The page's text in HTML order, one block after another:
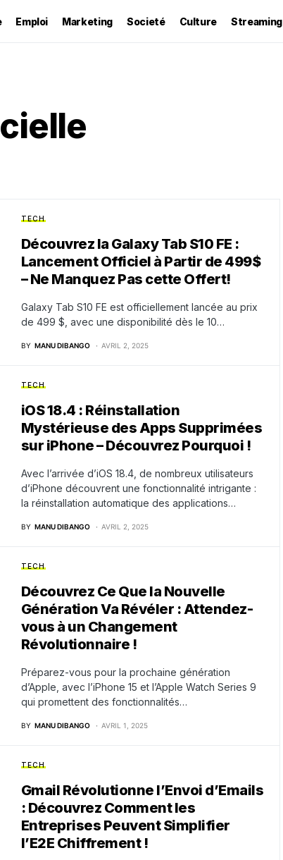
Emploi Marketing Societé Culture Streaming
TECH
Découvrez la Galaxy Tab S10 FE :
Lancement Officiel à Partir de 499$
– Ne Manquez Pas cette Offert!
Galaxy Tab S10 FE est officiellement lancée au prix
de 499 $, avec une disponibilité dès le 10…
BY MANU DIBANGO AVRIL 2, 2025
TECH
iOS 18.4 : Réinstallation
Mystérieuse des Apps Supprimées
sur iPhone – Découvrez Pourquoi !
Avec l’arrivée d’iOS 18.4, de nombreux utilisateurs
d’iPhone découvrent une fonctionnalité intrigante :
la réinstallation automatique des applications…
BY MANU DIBANGO AVRIL 2, 2025
TECH
Découvrez Ce Que la Nouvelle
Génération Va Révéler : Attendez-
vous à un Changement
Révolutionnaire !
Préparez-vous pour la prochaine génération
d’Apple, avec l’iPhone 15 et l’Apple Watch Series 9
qui promettent des fonctionnalités…
BY MANU DIBANGO AVRIL 1, 2025
TECH
Gmail Révolutionne l’Envoi d’Emails
: Découvrez Comment les
Entreprises Peuvent Simplifier
l’E2E Chiffrement !